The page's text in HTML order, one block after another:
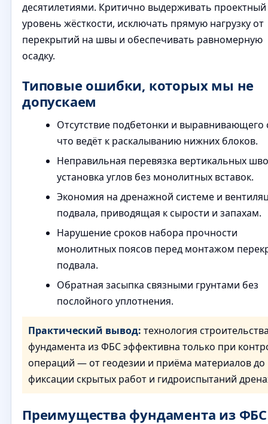
десятилетиями. Критично выдерживать проектный
уровень жёсткости, исключать прямую нагрузку от
перекрытий на швы и обеспечивать равномерную
осадку.
Типовые ошибки, которых мы не
допускаем
Отсутствие подбетонки и выравнивающего
что ведёт к раскалыванию нижних блоков.
Неправильная перевязка вертикальных
установка углов без монолитных вставок.
Экономия на дренажной системе и
подвала, приводящая к сырости и запахам.
Нарушение сроков набора прочности
монолитных поясов перед монтажом
подвала.
Обратная засыпка связными грунтами без
послойного уплотнения.
Практический вывод: технология
фундамента из ФБС эффективна только при
операций — от геодезии и приёма материалов до
фиксации скрытых работ и гидроиспытаний
Преимущества фундамента из